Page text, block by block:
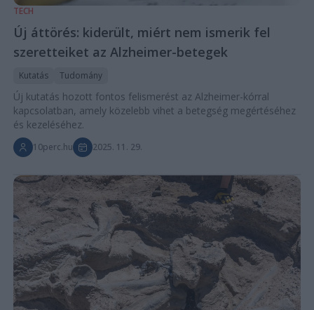
TECH
Új áttörés: kiderült, miért nem ismerik fel
szeretteiket az Alzheimer-betegek
Kutatás Tudomány
Új kutatás hozott fontos felismerést az Alzheimer-kórral
kapcsolatban, amely közelebb vihet a betegség megértéséhez
és kezeléséhez.
10perc.hu 2025. 11. 29.